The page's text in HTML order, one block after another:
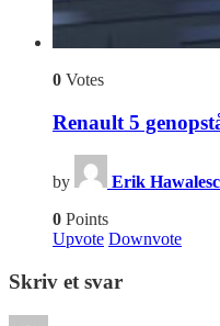
0 Votes
Renault 5
by Erik
0 Points
Upvote Downvote
Skriv et svar